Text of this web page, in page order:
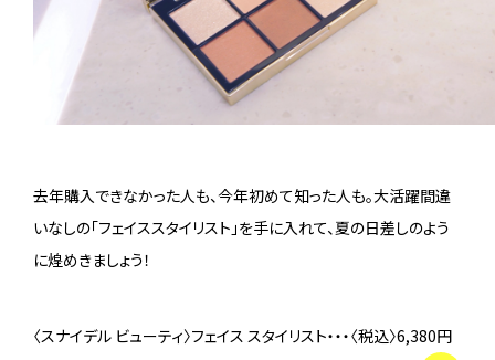
去年購入できなかった人も、今年初めて知った人も。大活躍間違
いなしの「フェイススタイリスト」を手に入れて、夏の日差しのよう
に煌めきましょう！
〈スナイデル ビューティ〉フェイス スタイリスト・・・〈税込〉6,380円